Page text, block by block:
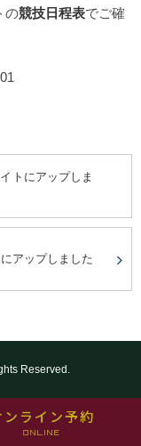
ンライン予約
ONLINE
の競技日程表でご確
トにアップしま
アップしました
Reserved.